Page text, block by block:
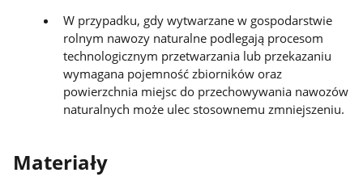
W przypadku, gdy wytwarzane w gospodarstwie
rolnym nawozy naturalne podlegają procesom
technologicznym przetwarzania lub przekazaniu
wymagana pojemność zbiorników oraz
powierzchnia miejsc do przechowywania nawozów
naturalnych może ulec stosownemu zmniejszeniu.
Materiały